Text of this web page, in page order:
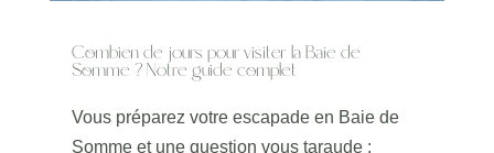
Combien de jours pour visiter la Baie de
Somme ? Notre guide complet
Vous préparez votre escapade en Baie de
Somme et une question vous taraude :